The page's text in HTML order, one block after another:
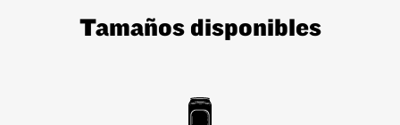
Tamaños disponibles